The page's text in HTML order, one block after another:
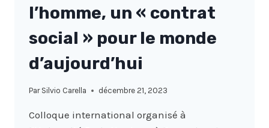
l’homme, un « contrat
social » pour le monde
d’aujourd’hui
Par Silvio Carella décembre 21, 2023
Colloque international organisé à